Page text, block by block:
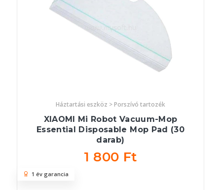
Háztartási eszköz > Porszívó tartozék
XIAOMI Mi Robot Vacuum-Mop
Essential Disposable Mop Pad (30
darab)
1 800 Ft
1 év garancia